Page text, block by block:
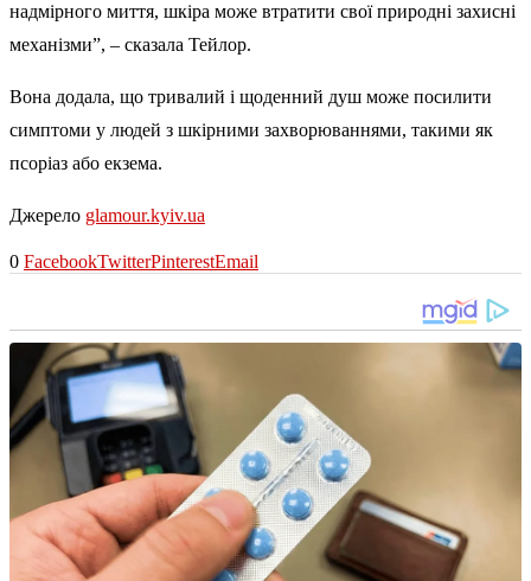
надмірного миття, шкіра може втратити свої природні захисні
механізми”, – сказала Тейлор.
Вона додала, що тривалий і щоденний душ може посилити
симптоми у людей з шкірними захворюваннями, такими як
псоріаз або екзема.
Джерело glamour.kyiv.ua
0 FacebookTwitterPinterestEmail